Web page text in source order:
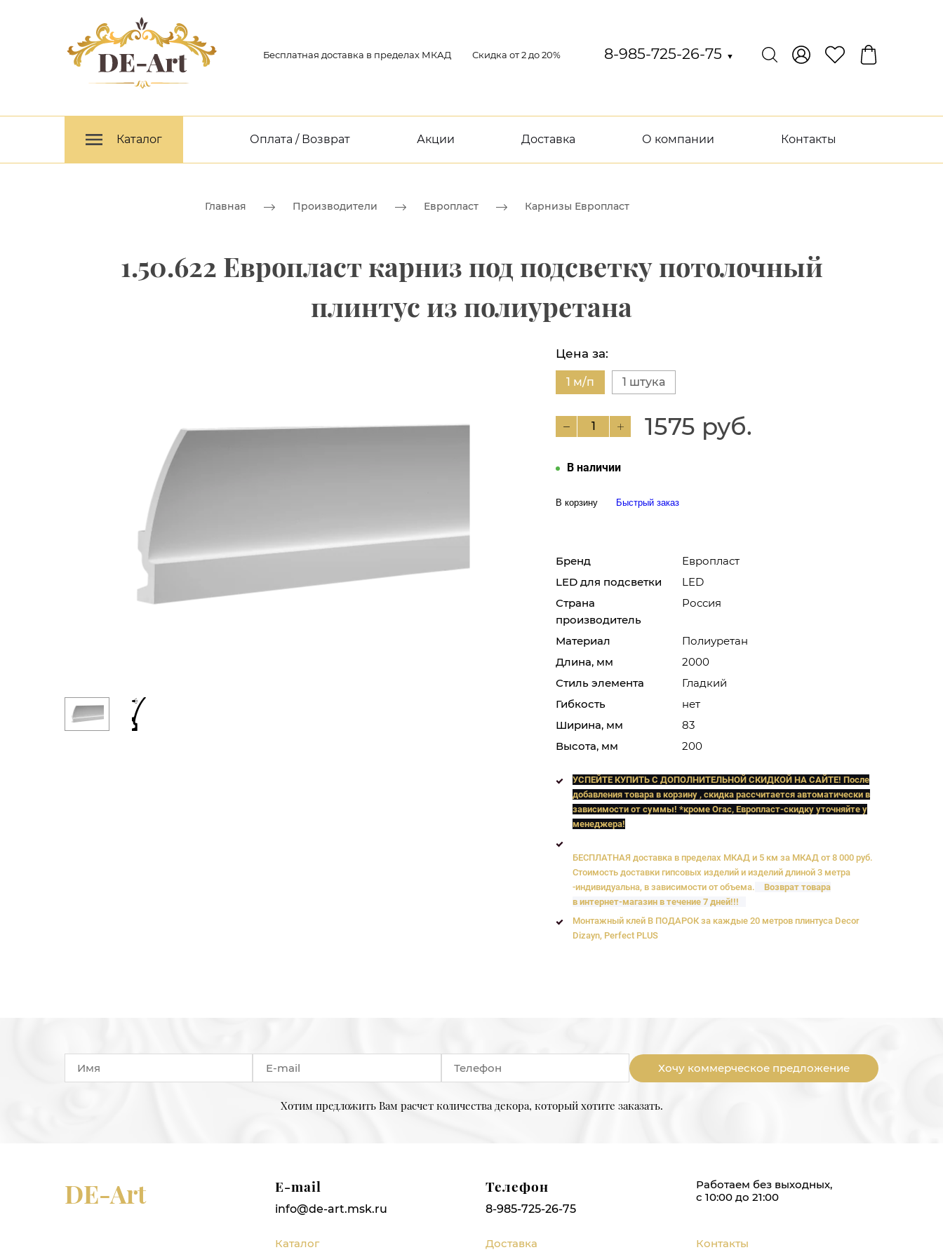
Бесплатная доставка в пределах МКАД Скидка от 2 до 20% 8-985-725-26-75 ▼
Каталог Оплата / Возврат Акции Доставка О компании Контакты
Главная Производители Европласт Карнизы Европласт
1.50.622 Европласт карниз под подсветку потолочный
плинтус из полиуретана
Цена за:
1 м/п 1 штука
1575 руб.
В наличии
В корзину Быстрый заказ
Бренд
Европласт
LED для подсветки
LED
Страна
производитель
Россия
Материал
Полиуретан
Длина, мм
2000
Стиль элемента
Гладкий
Гибкость
нет
Ширина, мм
83
Высота, мм
200
УСПЕЙТЕ КУПИТЬ C ДОПОЛНИТЕЛЬНОЙ СКИДКОЙ НА САЙТЕ! После
добавления товара в корзину , скидка рассчитается автоматически в
зависимости от суммы! *кроме Orac, Европласт-скидку уточняйте у
менеджера!
БЕСПЛАТНАЯ доставка в пределах МКАД и 5 км за МКАД от 8 000 руб.
Стоимость доставки гипсовых изделий и изделий длиной 3 метра
-индивидуальна, в зависимости от объема.
Возврат товара
в интернет-магазин в течение 7 дней!!!
Монтажный клей В ПОДАРОК за каждые 20 метров плинтуса Decor
Dizayn, Perfect PLUS
Хочу коммерческое предложение
Хотим предложить Вам расчет количества декора, который хотите заказать.
DE-Art E-mail
info@de-art.msk.ru
Телефон
8-985-725-26-75
Работаем без выходных,
с 10:00 до 21:00
Каталог Доставка Контакты